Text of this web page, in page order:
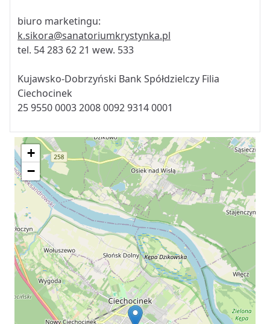
biuro marketingu:
k.sikora@sanatoriumkrystynka.pl
tel. 54 283 62 21 wew. 533
Kujawsko-Dobrzyński Bank Spółdzielczy Filia
Ciechocinek
25 9550 0003 2008 0092 9314 0001
+
−